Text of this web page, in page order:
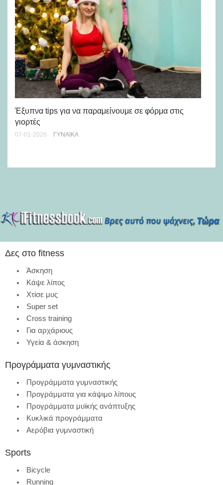
Έξυπνα tips για να παραμείνουμε σε φόρμα στις
γιορτές
07-01-2026 ΓΥΝΑΊΚΑ
Δες στο fitness
Άσκηση
Κάψε λίπος
Χτίσε μυς
Super set
Cross training
Για αρχάριους
Υγεία & άσκηση
Προγράμματα γυμναστικής
Προγράμματα γυμναστικής
Προγράμματα για κάψιμο λίπους
Προγράμματα μυϊκής ανάπτυξης
Κυκλικά προγράμματα
Αερόβια γυμναστική
Sports
Bicycle
Running